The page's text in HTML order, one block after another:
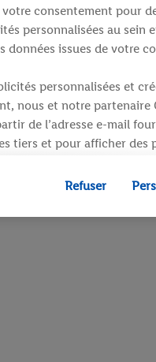
consentement pour
personnalisées au sein
issues de votre
personnalisées et
nous et notre partenaire
de l’adresse e-mail
tiers et pour afficher des
Criteo S.A.
reciblage, c’est-à-dire
(par exemple en plaçant
Refuser